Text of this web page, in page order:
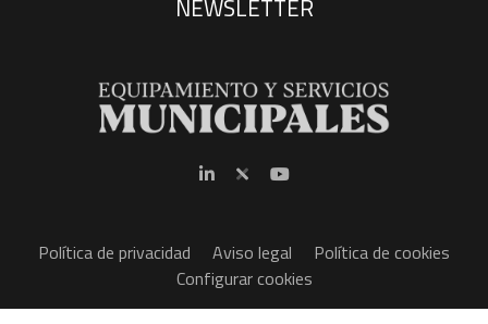
NEWSLETTER
Política de privacidad Aviso legal
Política de cookies
Configurar cookies